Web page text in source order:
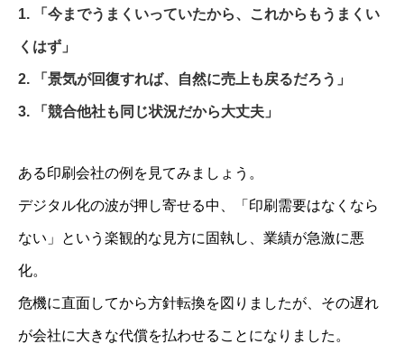
1. 「今までうまくいっていたから、これからもうまくい
くはず」
2. 「景気が回復すれば、自然に売上も戻るだろう」
3. 「競合他社も同じ状況だから大丈夫」
ある印刷会社の例を見てみましょう。
デジタル化の波が押し寄せる中、「印刷需要はなくなら
ない」という楽観的な見方に固執し、業績が急激に悪
化。
危機に直面してから方針転換を図りましたが、その遅れ
が会社に大きな代償を払わせることになりました。